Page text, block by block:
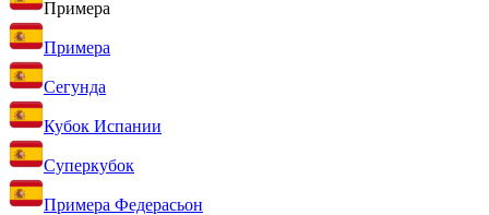
Примера
Примера
Сегунда
Кубок Испании
Суперкубок
Примера Федерасьон